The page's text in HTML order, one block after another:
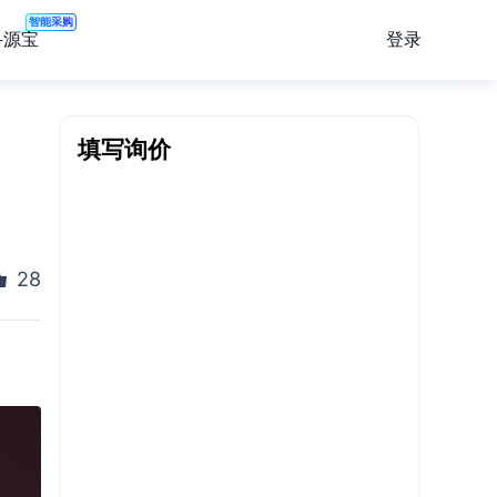
宝
智能采购
登录
28
填写询价